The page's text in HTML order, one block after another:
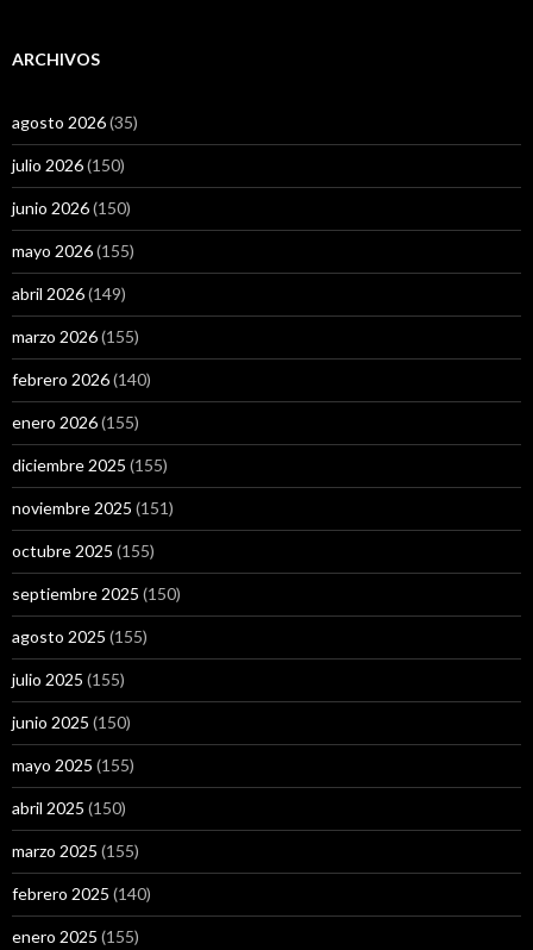
ARCHIVOS
agosto 2026(35)
julio 2026(150)
junio 2026(150)
mayo 2026(155)
abril 2026(149)
marzo 2026(155)
febrero 2026(140)
enero 2026(155)
diciembre 2025 (155)
noviembre 2025 (151)
octubre 2025 (155)
septiembre 2025 (150)
agosto 2025 (155)
julio 2025 (155)
junio 2025 (150)
mayo 2025 (155)
abril 2025 (150)
marzo 2025 (155)
febrero 2025 (140)
enero 2025 (155)